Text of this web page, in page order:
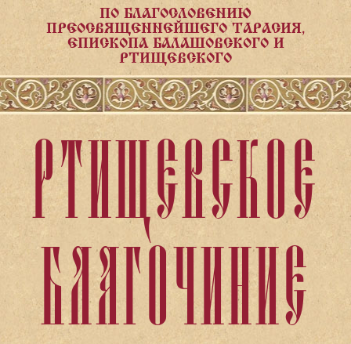
ПО БЛАГОСЛОВЕНИЮ
ПРЕОСВЯЩЕННЕЙШЕГО ТАРАСИЯ,
ЕПИСКОПА БАЛАШОВСКОГО И
РТИЩЕВСКОГО
РТИЩЕВСКОЕ
БЛАГОЧИНИЕ